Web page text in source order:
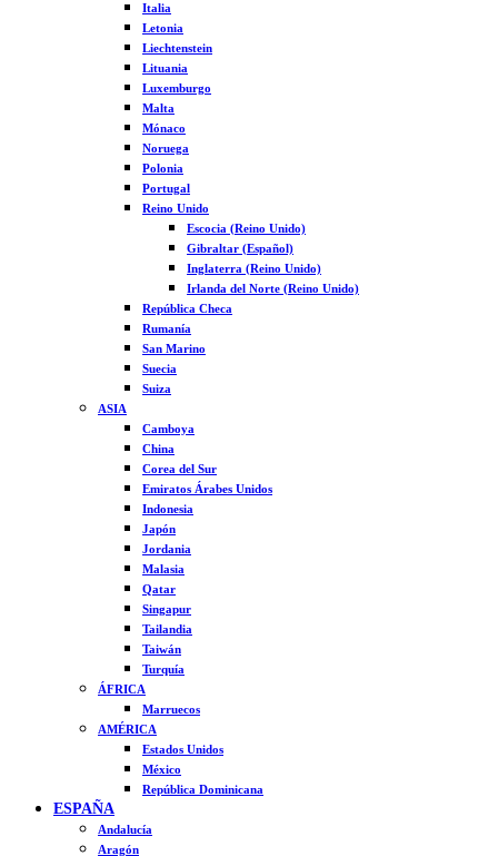
Italia
Letonia
Liechtenstein
Lituania
Luxemburgo
Malta
Mónaco
Noruega
Polonia
Portugal
Reino Unido
Escocia (Reino Unido)
Gibraltar (Español)
Inglaterra (Reino Unido)
Irlanda del Norte (Reino Unido)
República Checa
Rumanía
San Marino
Suecia
Suiza
ASIA
Camboya
China
Corea del Sur
Emiratos Árabes Unidos
Indonesia
Japón
Jordania
Malasia
Qatar
Singapur
Tailandia
Taiwán
Turquía
ÁFRICA
Marruecos
AMÉRICA
Estados Unidos
México
República Dominicana
ESPAÑA
Andalucía
Aragón